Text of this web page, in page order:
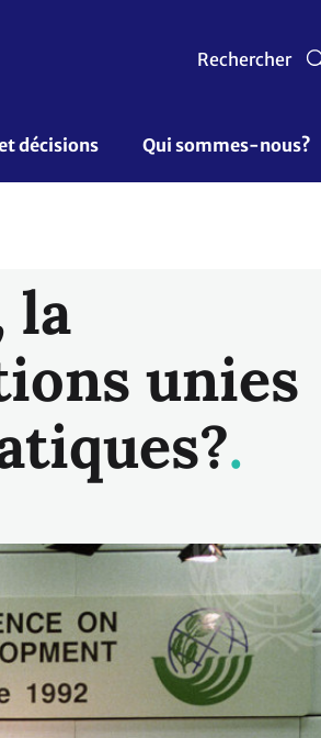
Rechercher
décisions Qui sommes-nous?
la
unies